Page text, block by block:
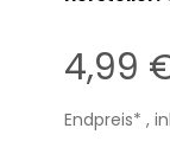
4,99
Endpreis* ,